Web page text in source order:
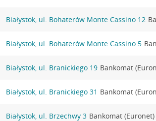
Białystok, ul. Bohaterów Monte Cassino 12
Białystok, ul. Bohaterów Monte Cassino 5
Białystok, ul. Branickiego 19 Bankomat
Białystok, ul. Branickiego 31 Bankomat
Białystok, ul. Brzechwy 3 Bankomat (Euronet)